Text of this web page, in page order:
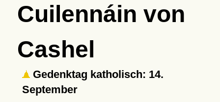
Cuilennáin von
Cashel
Gedenktag katholisch: 14.
September